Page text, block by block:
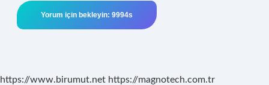
https://www.birumut.net https://magnotech.com.tr